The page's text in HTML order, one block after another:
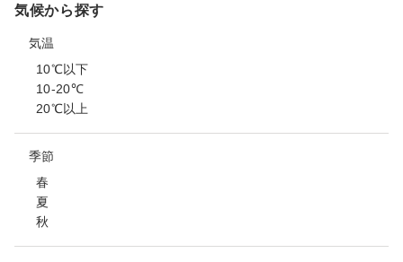
気候から探す
気温
10℃以下
10-20℃
20℃以上
季節
春
夏
秋